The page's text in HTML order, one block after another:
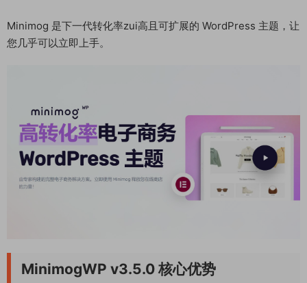
Minimog 是下一代转化率zui高且可扩展的 WordPress 主题，让
您几乎可以立即上手。
MinimogWP v3.5.0 核心优势